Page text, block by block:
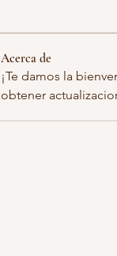
Acerca de
¡Te damos la
obtener